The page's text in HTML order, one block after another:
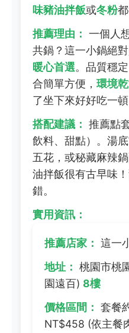
味豬油拌飯或冬粉都
推薦理由： 一個人
共鍋？這一小鍋絕
暖心首選。品質穩
合簡單方便， 環境
了坐下來好好吃一頓
搭配建議： 推薦點
飲料、甜點）。湯
五花，或秘藏麻辣
油拌飯很有古早味
錯。
實用資訊：
推薦店家： 這一
地址： 桃園市桃
園遠百) 8樓
價格區間： 套餐
NT$458 (依主餐